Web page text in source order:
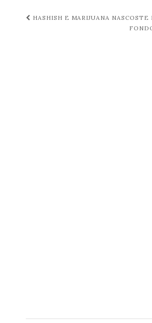
Navigazione
HASHISH E MARIJUANA